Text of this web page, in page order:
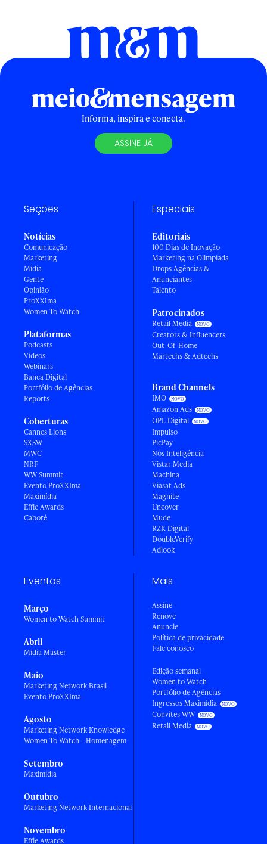
Informa, inspira e conecta.
ASSINE JÁ
Seções
Notícias
Comunicação
Marketing
Mídia
Gente
Opinião
ProXXIma
Women To Watch
Plataformas
Podcasts
Vídeos
Webinars
Banca Digital
Portfólio de Agências
Reports
Coberturas
Cannes Lions
SXSW
MWC
NRF
WW Summit
Evento ProXXIma
Maximídia
Effie Awards
Caboré
Especiais
Editoriais
100 Dias de Inovação
Marketing na Olimpíada
Drops Agências &
Anunciantes
Talento
Patrocinados
Retail Media
Creators & Influencers
Out-Of-Home
Martechs & Adtechs
Brand Channels
IMO
Amazon Ads
OPL Digital
Impulso
PicPay
Nós Inteligência
Vistar Media
Machina
Viasat Ads
Magnite
Uncover
Mude
RZK Digital
DoubleVerify
Adlook
Eventos
Março
Women to Watch Summit
Abril
Mídia Master
Maio
Marketing Network Brasil
Evento ProXXIma
Agosto
Marketing Network Knowledge
Women To Watch - Homenagem
Setembro
Maximídia
Outubro
Marketing Network Internacional
Novembro
Effie Awards
Mais
Assine
Renove
Anuncie
Política de privacidade
Fale conosco
Edição semanal
Women to Watch
Portfólio de Agências
Ingressos Maximídia
Convites WW
Retail Media